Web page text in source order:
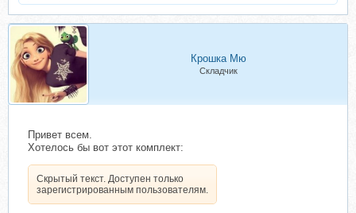
Крошка Мю
Складчик
Привет всем.
Хотелось бы вот этот комплект:
Скрытый текст. Доступен только
зарегистрированным пользователям.